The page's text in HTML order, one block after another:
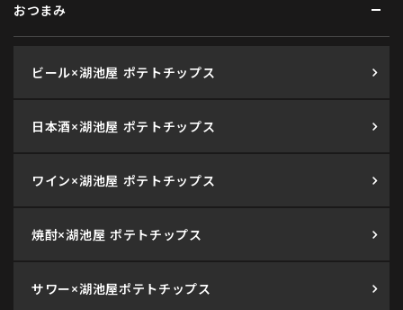
おつまみ
ビール×湖池屋 ポテトチップス
日本酒×湖池屋 ポテトチップス
ワイン×湖池屋 ポテトチップス
焼酎×湖池屋 ポテトチップス
サワー×湖池屋ポテトチップス